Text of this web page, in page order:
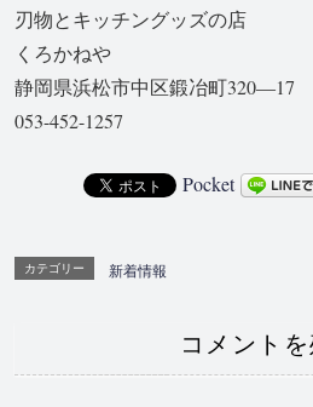
刃物とキッチングッズの店
くろかねや
静岡県浜松市中区鍛冶町320―17
053-452-1257
Pocket
カテゴリー 新着情報
コメント